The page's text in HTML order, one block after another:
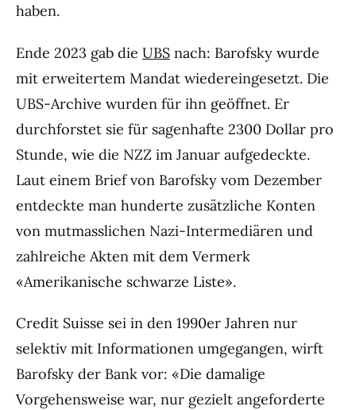
haben.
Ende 2023 gab die UBS nach: Barofsky wurde
mit erweitertem Mandat wiedereingesetzt. Die
UBS-Archive wurden für ihn geöffnet. Er
durchforstet sie für sagenhafte 2300 Dollar pro
Stunde, wie die NZZ im Januar aufgedeckte.
Laut einem Brief von Barofsky vom Dezember
entdeckte man hunderte zusätzliche Konten
von mutmasslichen Nazi-Intermediären und
zahlreiche Akten mit dem Vermerk
«Amerikanische schwarze Liste».
Credit Suisse sei in den 1990er Jahren nur
selektiv mit Informationen umgegangen, wirft
Barofsky der Bank vor: «Die damalige
Vorgehensweise war, nur gezielt angeforderte